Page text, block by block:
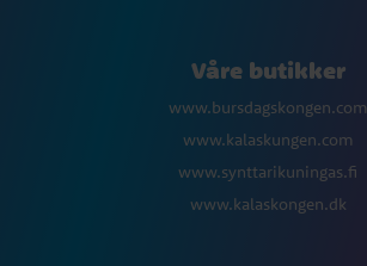
Våre butikker
www.bursdagskongen.com
www.kalaskungen.com
www.synttarikuningas.fi
www.kalaskongen.dk